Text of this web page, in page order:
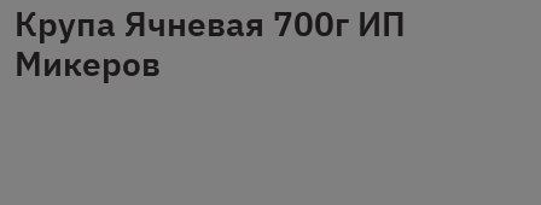
Крупа Ячневая 700г ИП
Микеров